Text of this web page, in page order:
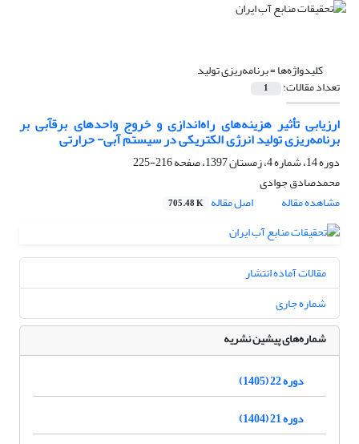
کلیدواژه‌ها =برنامه‌ریزی تولید
تعداد مقالات: 1
ارزیابی تأثیر هزینه‌های راه‌اندازی و خروج واحدهای برقآبی بر
برنامه‌ریزی تولید انرژی الکتریکی در سیستم آبی- حرارتی
دوره 14، شماره 4، زمستان 1397، صفحه
216-225
محمدصادق جوادی
مشاهده مقاله
اصل مقاله 705.48 K
مقالات آماده انتشار
شماره جاری
شماره‌های پیشین نشریه
دوره 22 (1405)
دوره 21 (1404)